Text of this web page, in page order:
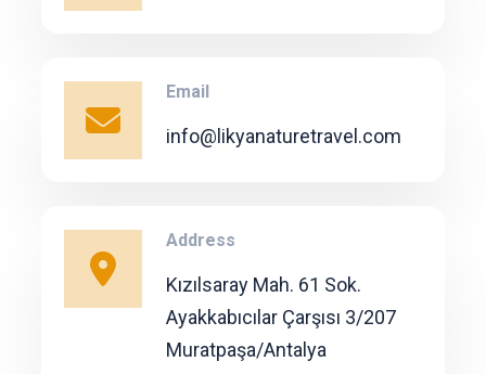
Email
info@likyanaturetravel.com
Address
Kızılsaray Mah. 61 Sok.
Ayakkabıcılar Çarşısı 3/207
Muratpaşa/Antalya